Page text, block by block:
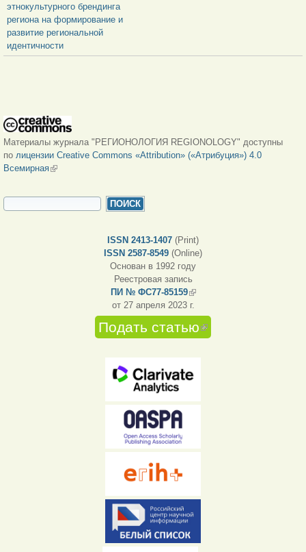
этнокультурного брендинга
региона на формирование и
развитие региональной
идентичности
Материалы журнала "РЕГИОНОЛОГИЯ REGIONOLOGY" доступны
по лицензии Creative Commons «Attribution» («Атрибуция») 4.0
Всемирная(внешняя ссылка)
ФОРМА ПОИСКА
ISSN 2413-1407 (Print)
ISSN 2587-8549 (Online)
Основан в 1992 году
Реестровая запись
ПИ № ФС77-85159(внешняя ссылка)
от 27 апреля 2023 г.
Подать статью